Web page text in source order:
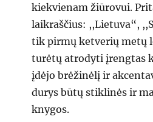
kiekvienam žiūrovui.
laikraščius: ,,Lietuva“,
tik pirmų ketverių metų
turėtų atrodyti įrengtas
įdėjo brėžinėlį ir
durys būtų stiklinės ir
knygos.